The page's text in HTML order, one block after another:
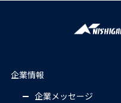
企業情報
企業メッセージ